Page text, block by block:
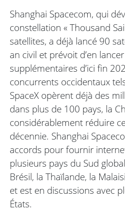
Shanghai Spacecom, qui
constellation « Thousand
satellites, a déjà lancé 90
an civil et prévoit d’en
supplémentaires d’ici fin
concurrents occidentaux
SpaceX opèrent déjà des
dans plus de 100 pays, la
considérablement réduire
décennie. Shanghai
accords pour fournir
plusieurs pays du Sud
Brésil, la Thaïlande, la
et est en discussions avec
États.